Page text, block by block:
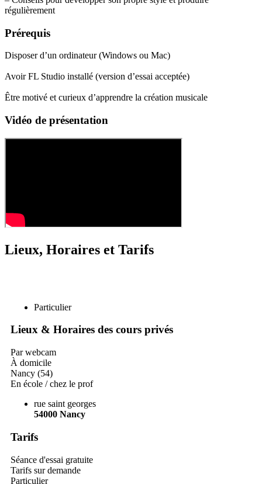
régulièrement
Prérequis
Disposer d’un ordinateur (Windows ou Mac)
Avoir FL Studio installé (version d’essai acceptée)
Être motivé et curieux d’apprendre la création musicale
Vidéo de présentation
Lieux, Horaires et Tarifs
Particulier
Lieux & Horaires des cours privés
Par webcam
À domicile
Nancy (54)
En école / chez le prof
rue saint georges
54000 Nancy
Tarifs
Séance d'essai gratuite
Tarifs sur demande
Particulier